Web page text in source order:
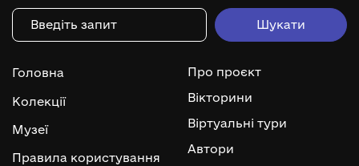
Головна
Колекції
Музеї
Правила користування
Про проєкт
Вікторини
Віртуальні тури
Автори